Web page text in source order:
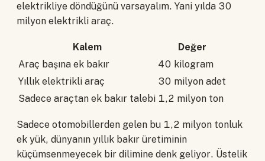
elektrikliye döndüğünü varsayalım. Yani yılda 30
milyon elektrikli araç.
Kalem
Değer
Araç başına ek bakır
40 kilogram
Yıllık elektrikli araç
30 milyon adet
Sadece araçtan ek bakır talebi 1,2 milyon ton
Sadece otomobillerden gelen bu 1,2 milyon tonluk
ek yük, dünyanın yıllık bakır üretiminin
küçümsenmeyecek bir dilimine denk geliyor. Üstelik